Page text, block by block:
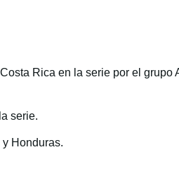
Rica en la serie por el
serie.
Honduras.